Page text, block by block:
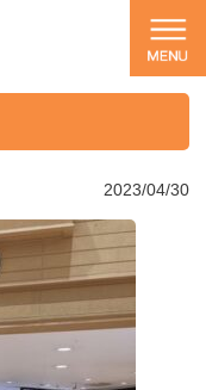
2023/04/30